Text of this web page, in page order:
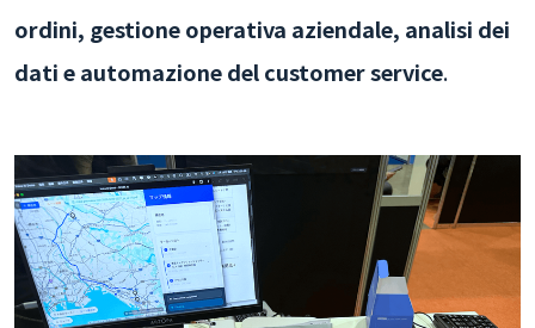
ordini, gestione operativa aziendale, analisi dei
dati e automazione del customer service.